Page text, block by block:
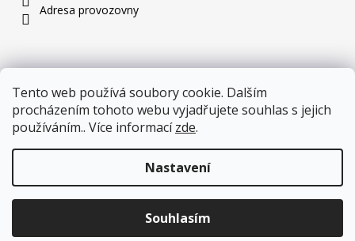
Tento web používá soubory cookie. Dalším
procházením tohoto webu vyjadřujete souhlas s jejich
používáním.. Více informacízde.
Nastavení
Souhlasím
Novinka, kterou stojí za to vidět: nové PTZ kamery jsou
Adresa provozovny
SecuriaPro.cz. Všechna práva vyhrazena.